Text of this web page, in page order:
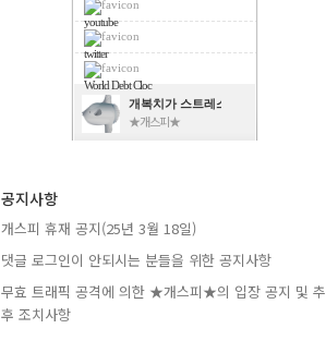
youtube
twitter
World Debt Cloc
개복치가 스트레스를 피하는 방법
★개스피★
공지사항
개스피 휴재 공지(25년 3월 18일)
댓글 로그인이 안되시는 분들을 위한 공지사항
무효 트래픽 공격에 의한 ★개스피★의 입장 공지 및 추
후 조치사항